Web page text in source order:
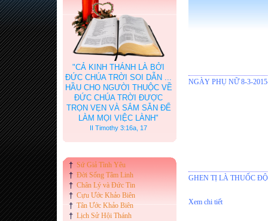
"CẢ KINH THÁNH LÀ BỞI
ĐỨC CHÚA TRỜI SOI DẪN ...
HẦU CHO NGƯỜI THUỘC VỀ
ĐỨC CHÚA TRỜI ĐƯỢC
TRỌN VẸN VÀ SẮM SẴN ĐỂ
LÀM MỌI VIỆC LÀNH"
II Timothy 3:16a, 17
† Sứ Giả Tình Yêu
† Đời Sống Tâm Linh
† Chân Lý và Đức Tin
† Cựu Ước Khảo Biên
† Tân Ước Khảo Biên
† Lịch Sử Hội Thánh
NGÀY PHỤ NỮ 8-3-
GHEN TỊ LÀ THUỐC
Xem chi tiết